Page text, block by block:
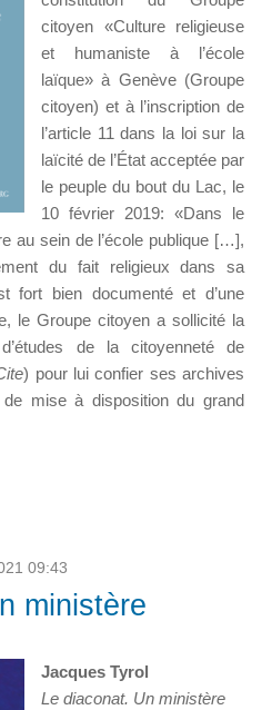
citoyen «Culture religieuse
et humaniste à l’école
laïque» à Genève (Groupe
citoyen) et à l’inscription de
l’article 11 dans la loi sur la
laïcité de l’État acceptée par
le peuple du bout du Lac, le
10 février 2019: «Dans le
au sein de l’école publique […],
du fait religieux dans sa
fort bien documenté et d’une
le Groupe citoyen a sollicité la
de la citoyenneté de
) pour lui confier ses archives
mise à disposition du grand
09:43
ministère
Jacques Tyrol
Le diaconat. Un ministère